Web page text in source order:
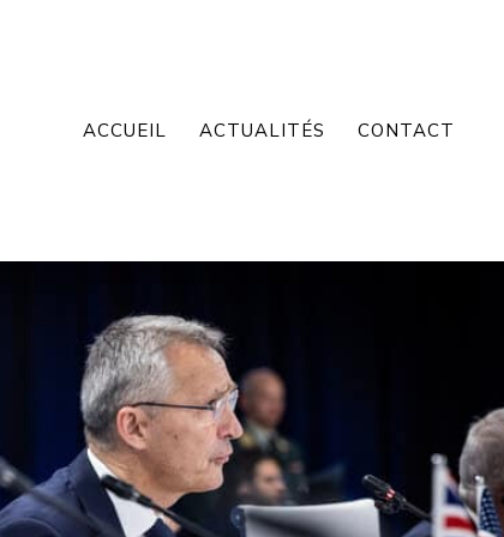
ACCUEIL ACTUALITÉS CONTACT